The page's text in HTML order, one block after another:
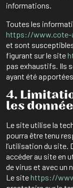
informations.
Toutes les
https://www.cote-
et sont
figurant sur le site
pas exhaustifs. Ils
ayant été
4.
les
Le site utilise la
pourra être tenu
l’utilisation du site.
accéder au site en
de virus et avec un
Le sitehttps://